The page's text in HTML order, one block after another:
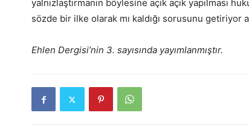
yalnızlaştırmanın böylesine açık açık yapılması
sözde bir ilke olarak mı kaldığı sorusunu getiriyor
Ehlen Dergisi’nin 3. sayısında yayımlanmıştır.